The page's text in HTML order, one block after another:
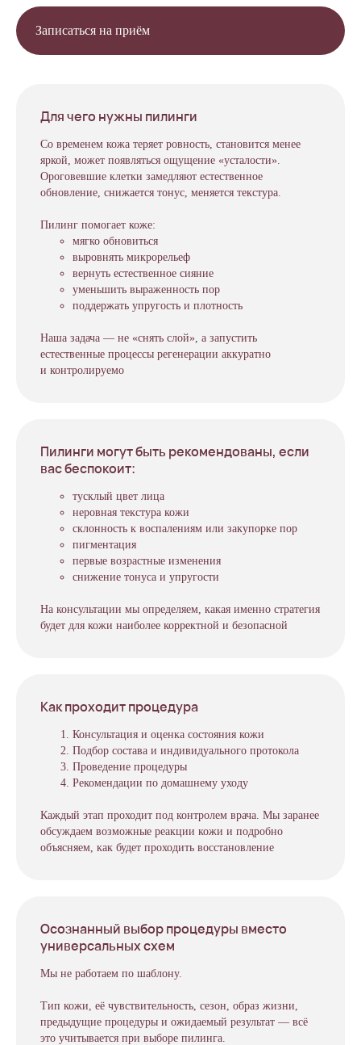
Записаться на приём
Для чего нужны пилинги
Со временем кожа теряет ровность, становится менее
яркой, может появляться ощущение «усталости».
Ороговевшие клетки замедляют естественное
обновление, снижается тонус, меняется текстура.
Пилинг помогает коже:
мягко обновиться
выровнять микрорельеф
вернуть естественное сияние
уменьшить выраженность пор
поддержать упругость и плотность
Наша задача — не «снять слой», а запустить
естественные процессы регенерации аккуратно
и контролируемо
Пилинги могут быть рекомендованы, если
вас беспокоит:
тусклый цвет лица
неровная текстура кожи
склонность к воспалениям или закупорке пор
пигментация
первые возрастные изменения
снижение тонуса и упругости
На консультации мы определяем, какая именно стратегия
будет для кожи наиболее корректной и безопасной
Как проходит процедура
Консультация и оценка состояния кожи
Подбор состава и индивидуального протокола
Проведение процедуры
Рекомендации по домашнему уходу
Каждый этап проходит под контролем врача. Мы заранее
обсуждаем возможные реакции кожи и подробно
объясняем, как будет проходить восстановление
Осознанный выбор процедуры вместо
универсальных схем
Мы не работаем по шаблону.
Тип кожи, её чувствительность, сезон, образ жизни,
предыдущие процедуры и ожидаемый результат — всё
это учитывается при выборе пилинга.